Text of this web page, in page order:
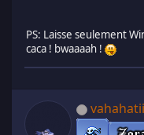
PS: Laisse seulement
caca ! bwaaaah !